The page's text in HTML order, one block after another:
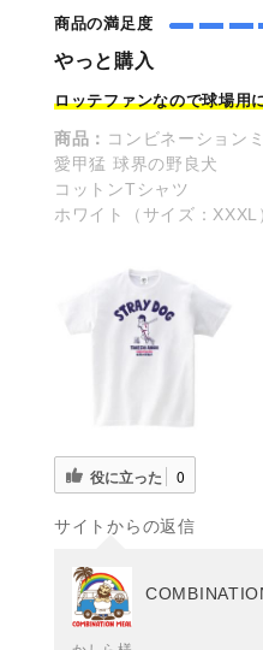
商品の満足度
やっと購入
ロッテファンなので球場用
商品： コンビネーション
愛甲猛 球界の野良犬
コットンTシャツ
ホワイト（サイズ：XXXL
役に立った 0
サイトからの返信